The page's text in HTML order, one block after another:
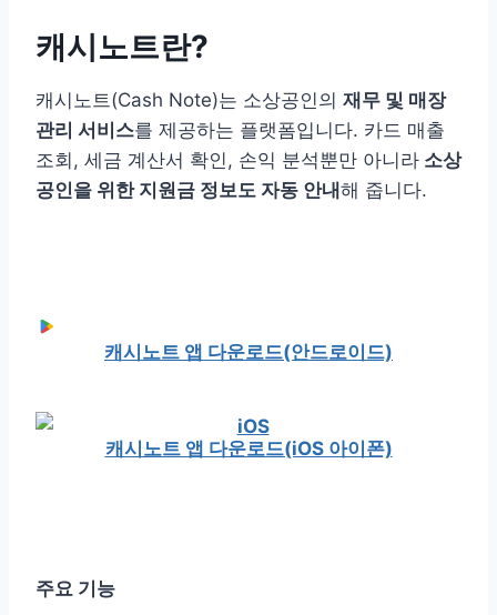
캐시노트란?
캐시노트(Cash Note)는 소상공인의 재무 및 매장
관리 서비스를 제공하는 플랫폼입니다. 카드 매출
조회, 세금 계산서 확인, 손익 분석뿐만 아니라 소상
공인을 위한 지원금 정보도 자동 안내해 줍니다.
캐시노트 앱 다운로드(안드로이드)
캐시노트 앱 다운로드(iOS 아이폰)
주요 기능